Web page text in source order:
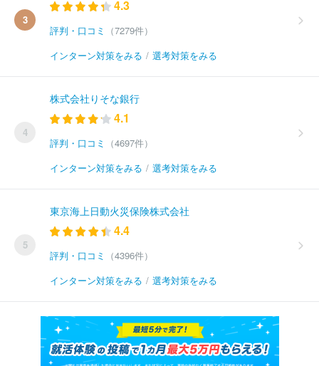
3
4.3
評判・口コミ
（7279件）
インターン対策をみる / 選考対策をみる
4
株式会社りそな銀行
4.1
評判・口コミ
（4697件）
インターン対策をみる / 選考対策をみる
5
東京海上日動火災保険株式会社
4.4
評判・口コミ
（4396件）
インターン対策をみる / 選考対策をみる